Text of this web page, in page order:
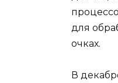
для
очках.
В